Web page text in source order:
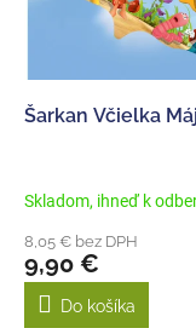
dŠarkan Včielka
Skladom, ihneď k
8,05 € bez DPH
9,90 €
Do košíka